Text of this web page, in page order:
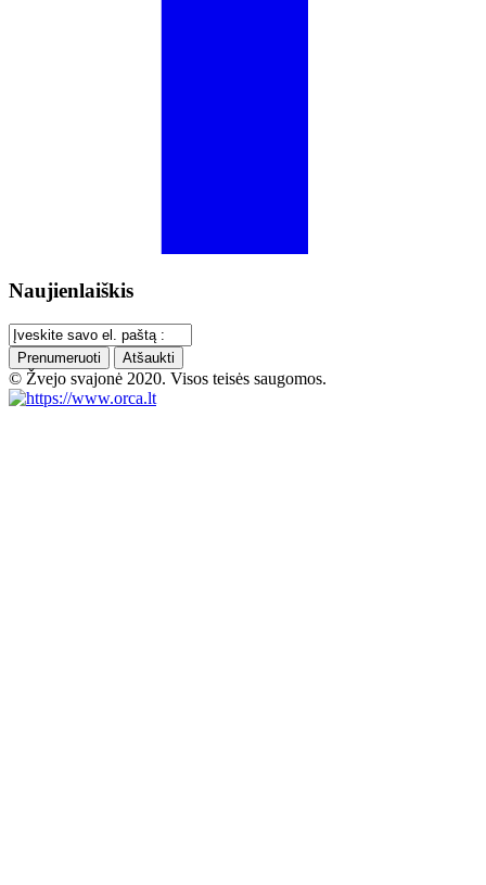
Naujienlaiškis
Prenumeruoti Atšaukti
© Žvejo svajonė 2020. Visos teisės saugomos.